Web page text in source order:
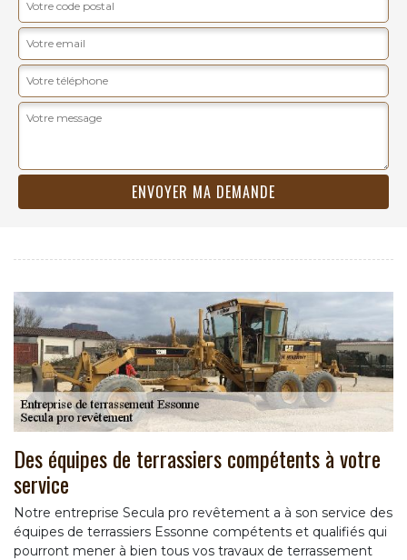
Des équipes de terrassiers compétents à votre
service
Notre entreprise Secula pro revêtement a à son service des
équipes de terrassiers Essonne compétents et qualifiés qui
pourront mener à bien tous vos travaux de terrassement